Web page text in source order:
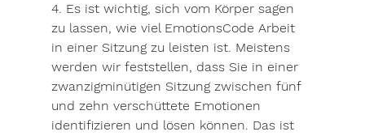
4. Es ist wichtig, sich vom Körper sagen
zu lassen, wie viel EmotionsCode Arbeit
in einer Sitzung zu leisten ist. Meistens
werden wir feststellen, dass Sie in einer
zwanzigminütigen Sitzung zwischen fünf
und zehn verschüttete Emotionen
identifizieren und lösen können. Das ist